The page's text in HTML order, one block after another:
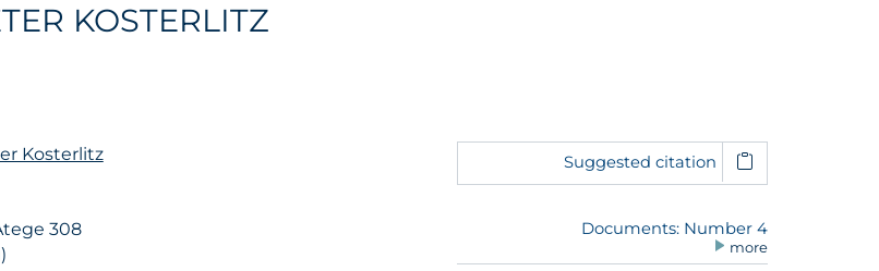
KOSTERLITZ
Kosterlitz
308
Suggested citation
Documents: Number 4
more